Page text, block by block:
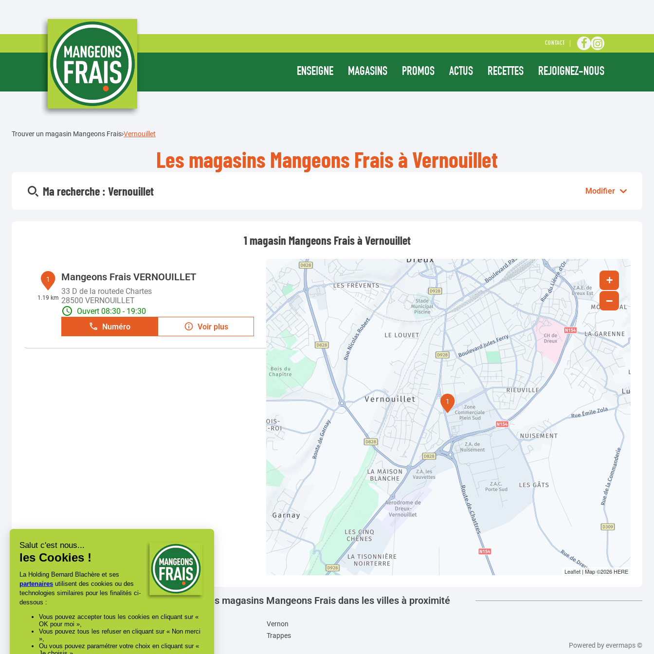
CONTACT ALLER SUR LA
ALLER SUR LA
ENSEIGNE MAGASINS PROMOS ACTUS RECETTES REJOIGNEZ-NOUS
Trouver un magasin Mangeons Frais Vernouillet
Les magasins Mangeons Frais à Vernouillet
Ma recherche : Vernouillet Modifier
1 magasin Mangeons Frais à Vernouillet
1
1.19 km
Mangeons Frais VERNOUILLET
33 D de la routede Chartes
28500 VERNOUILLET
Ouvert 08:30 - 19:30
Numéro
Voir plus
1
+
−
Leaflet| Map ©2026 HERE
Les magasins Mangeons Frais dans les villes à proximité
Mantes-la-Jolie
Vernon
Trappes
Powered byevermaps ©